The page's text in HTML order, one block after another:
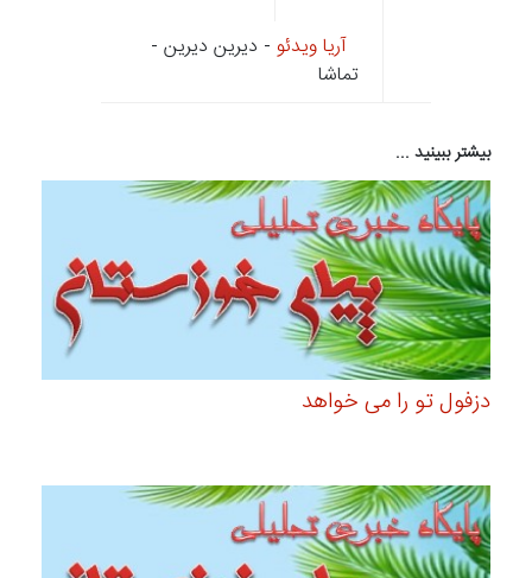
آریا ویدئو - دیرین دیرین -
تماشا
بیشتر ببینید ...
دزفول تو را می خواهد